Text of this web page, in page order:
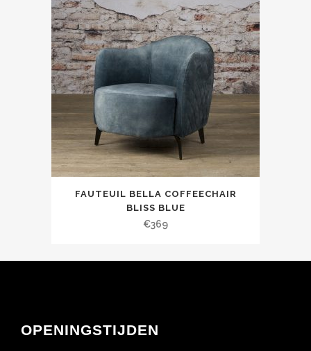
FAUTEUIL BELLA COFFEECHAIR
BLISS BLUE
€369
OPENINGSTIJDEN